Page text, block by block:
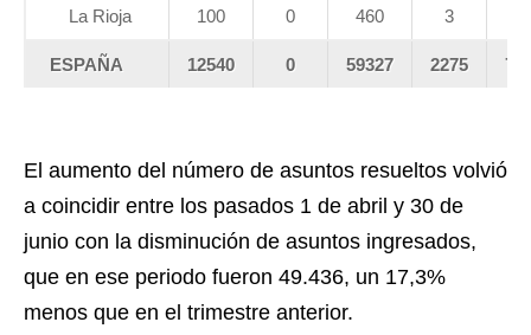
La Rioja 100 0 460 3
ESPAÑA 12540 0 59327 2275
El aumento del número de asuntos resueltos volvió
a coincidir entre los pasados 1 de abril y 30 de
junio con la disminución de asuntos ingresados,
que en ese periodo fueron 49.436, un 17,3%
menos que en el trimestre anterior.